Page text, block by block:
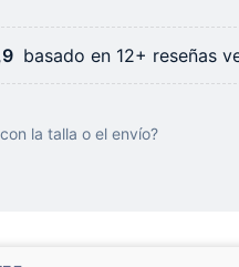
basado en 12+ reseñas
la talla o el envío?